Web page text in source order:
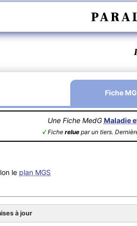
Fiche
Une Fiche MedG Maladie
√Fiche reluepar un tiers.
le plan MGS
à jour